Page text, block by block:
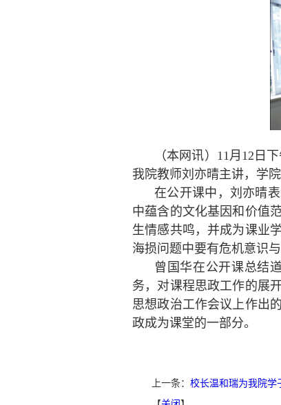
（本网讯）11月12日
我院教师刘亦晴主讲，学
在公开课中，刘亦晴
中蕴含的文化基因和价值
生情感共鸣，并成为课业
海损问题中要有危机意识
曾国华在公开课总结
务，对课程思政工作的展
思想政治工作会议上作出
政成为课堂的一部分。
上一条： 校长温和瑞为我院学